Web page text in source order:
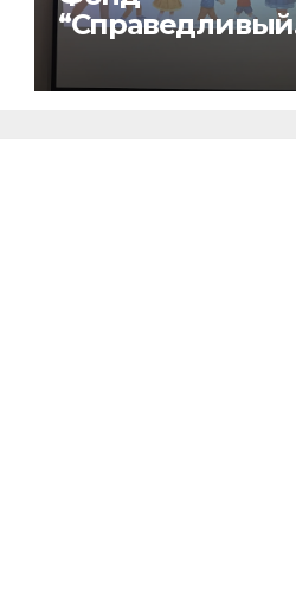
“Справедливый
дом “Малышок”